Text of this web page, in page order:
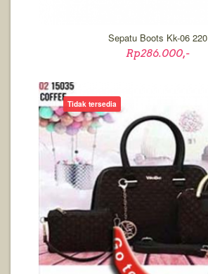
Sepatu Boots Kk-06 220
Rp286.000,-
Tidak tersedia